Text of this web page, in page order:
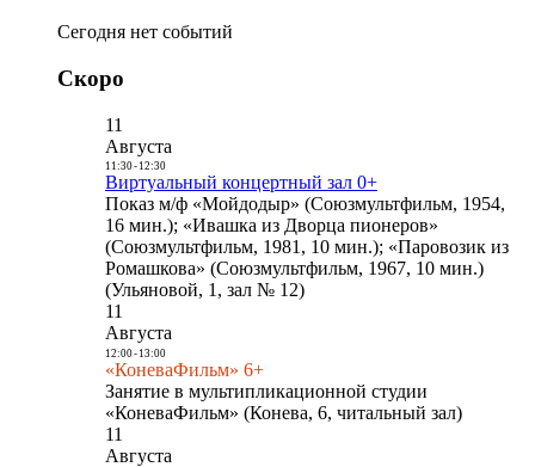
Сегодня нет событий
Скоро
11
Августа
11:30- 12:30
Виртуальный концертный зал 0+
Показ м/ф «Мойдодыр» (Союзмультфильм, 1954,
16 мин.); «Ивашка из Дворца пионеров»
(Союзмультфильм, 1981, 10 мин.); «Паровозик из
Ромашкова» (Союзмультфильм, 1967, 10 мин.)
(Ульяновой, 1, зал № 12)
11
Августа
12:00- 13:00
«КоневаФильм» 6+
Занятие в мультипликационной студии
«КоневаФильм» (Конева, 6, читальный зал)
11
Августа